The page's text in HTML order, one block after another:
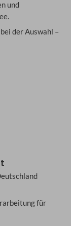
und
der Auswahl –
für